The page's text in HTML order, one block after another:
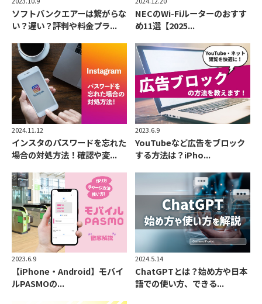
ソフトバンクエアーは繋がらな
い？遅い？評判や料金プラ...
NECのWi-Fiルーターのおすす
め11選【2025...
2024.11.12
インスタのパスワードを忘れた
場合の対処方法！確認や変...
2023.6.9
YouTubeなど広告をブロック
する方法は？iPho...
2023.6.9
【iPhone・Android】モバイ
ルPASMOの...
2024.5.14
ChatGPTとは？始め方や日本
語での使い方、できる...